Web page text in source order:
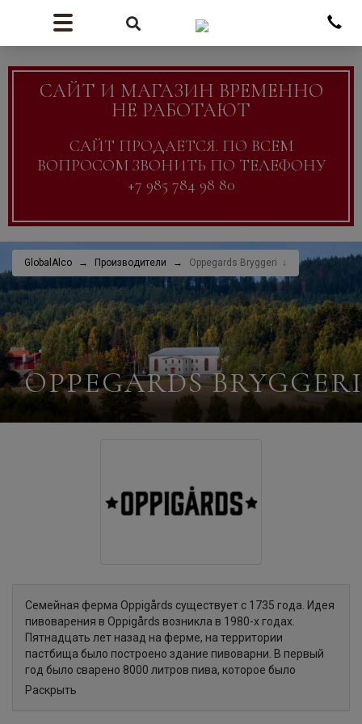
САЙТ И МАГАЗИН ВРЕМЕННО
НЕ РАБОТАЮТ
САЙТ ПРОДАЕТСЯ. ПО ВСЕМ
ВОПРОСОМ ЗВОНИТЬ ПО ТЕЛЕФОНУ
+7 985 784 98 80
GlobalAlco Производители Oppegards Bryggeri
OPPEGARDS BRYGGERI
Семейная ферма Oppigårds существует с 1735 года. Идея
пивоварения в Oppigårds возникла в 1980-х годах.
Пятнадцать лет назад на ферме, на территории
пастбища было построено здание пивоварни. В первый
год было сварено 8000 литров пива, которое было
продано в округе. Сегодня пивоварня производит более
Раскрыть